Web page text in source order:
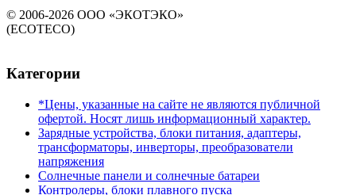
© 2006-2026 ООО «ЭКОТЭКО»
(ECOTECO)
Категории
*Цены, указанные на сайте не являются публичной
офертой. Носят лишь информационный характер.
Зарядные устройства, блоки питания, адаптеры,
трансформаторы, инверторы, преобразователи
напряжения
Солнечные панели и солнечные батареи
Контролеры, блоки плавного пуска